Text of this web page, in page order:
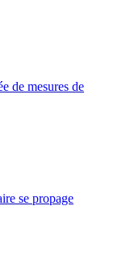
de mesures de
se propage